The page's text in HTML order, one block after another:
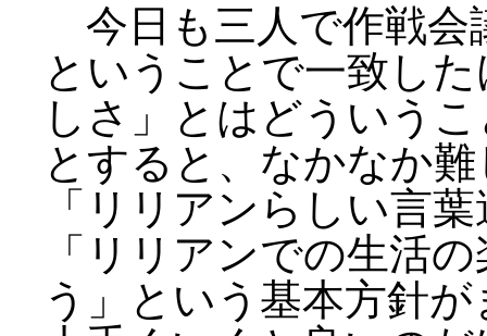
今日も三人で作戦会
ということで一致し
しさ」とはどういう
とすると、なかなか
「リリアンらしい言
「リリアンでの生活
う」という基本方針